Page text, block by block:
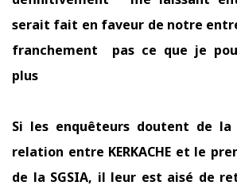
serait fait en faveur de notre
franchement
pas ce que je
plus
Si les enquêteurs doutent de
relation entre KERKACHE et le
de la SGSIA, il leur est aisé de